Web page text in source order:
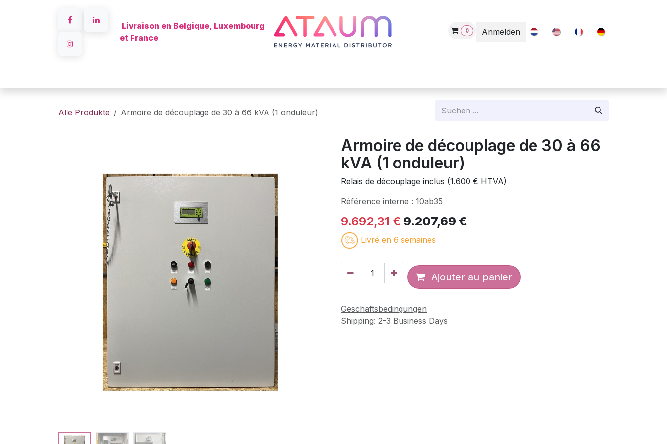
Livraison en Belgique, Luxembourg
et France
0 Anmelden
Alle Produkte Armoire de découplage de 30 à 66 kVA (1 onduleur)
Armoire de découplage de 30 à 66
kVA (1 onduleur)
Relais de découplage inclus (1.600 € HTVA)
Référence interne : 10ab35
9.692,31€ 9.207,69 €
Livré en 6 semaines
Ajouter au panier
Geschäftsbedingungen
Shipping: 2-3 Business Days